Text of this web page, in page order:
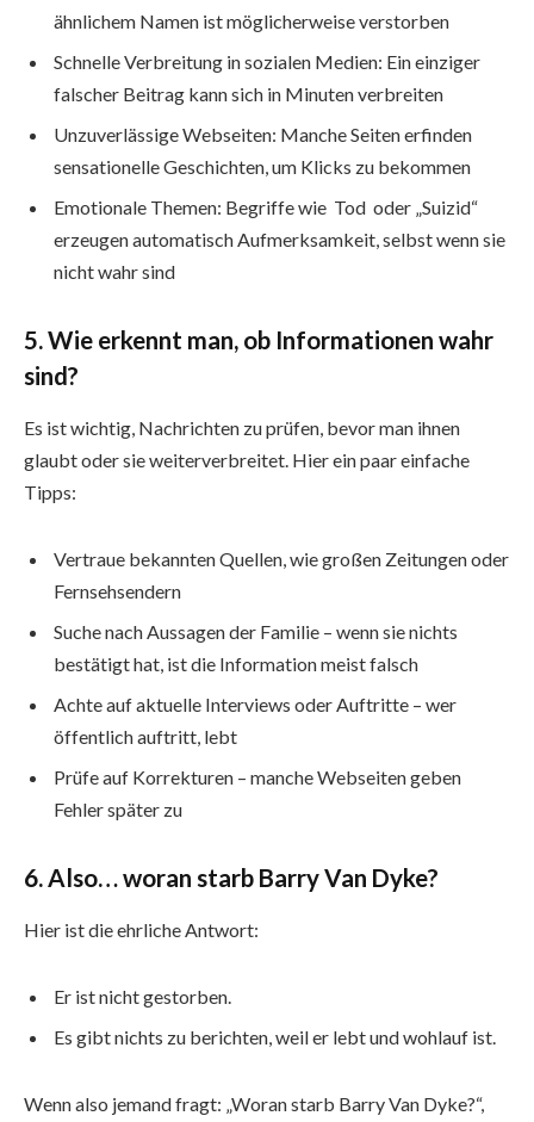
ähnlichem Namen ist möglicherweise verstorben
Schnelle Verbreitung in sozialen Medien: Ein einziger
falscher Beitrag kann sich in Minuten verbreiten
Unzuverlässige Webseiten: Manche Seiten erfinden
sensationelle Geschichten, um Klicks zu bekommen
Emotionale Themen: Begriffe wie Tod oder „Suizid“
erzeugen automatisch Aufmerksamkeit, selbst wenn sie
nicht wahr sind
5. Wie erkennt man, ob Informationen wahr
sind?
Es ist wichtig, Nachrichten zu prüfen, bevor man ihnen
glaubt oder sie weiterverbreitet. Hier ein paar einfache
Tipps:
Vertraue bekannten Quellen, wie großen Zeitungen oder
Fernsehsendern
Suche nach Aussagen der Familie – wenn sie nichts
bestätigt hat, ist die Information meist falsch
Achte auf aktuelle Interviews oder Auftritte – wer
öffentlich auftritt, lebt
Prüfe auf Korrekturen – manche Webseiten geben
Fehler später zu
6. Also… woran starb Barry Van Dyke?
Hier ist die ehrliche Antwort:
Er ist nicht gestorben.
Es gibt nichts zu berichten, weil er lebt und wohlauf ist.
Wenn also jemand fragt: „Woran starb Barry Van Dyke?“,